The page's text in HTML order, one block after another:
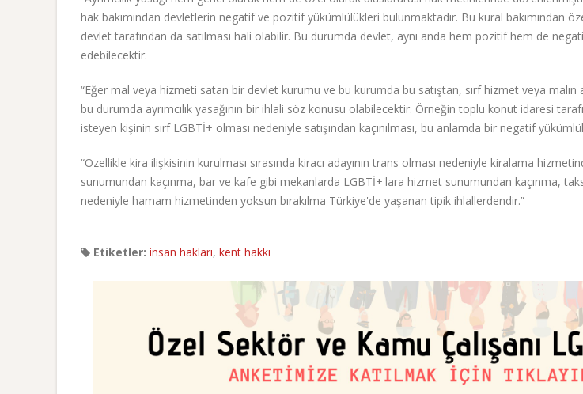
hak bakımından devletlerin negatif ve pozitif yükümlülükleri bulunmaktadır. Bu kural bakımından
devlet tarafından da satılması hali olabilir. Bu durumda devlet, aynı anda hem pozitif hem de
edebilecektir.
“Eğer mal veya hizmeti satan bir devlet kurumu ve bu kurumda bu satıştan, sırf hizmet veya malın
bu durumda ayrımcılık yasağının bir ihlali söz konusu olabilecektir. Örneğin toplu konut idaresi
isteyen kişinin sırf LGBTİ+ olması nedeniyle satışından kaçınılması, bu anlamda bir negatif
“Özellikle kira ilişkisinin kurulması sırasında kiracı adayının trans olması nedeniyle kiralama
sunumundan kaçınma, bar ve kafe gibi mekanlarda LGBTİ+'lara hizmet sunumundan kaçınma,
nedeniyle hamam hizmetinden yoksun bırakılma Türkiye'de yaşanan tipik ihlallerdendir.”
Etiketler: insan hakları, kent hakkı